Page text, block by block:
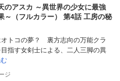
のアスカ ～異世界の少女に最強
～（フルカラー） 第4話 工房の秘
トコの夢？ 裏方志向の万能クラ
指す女剣士による、二人三脚の異